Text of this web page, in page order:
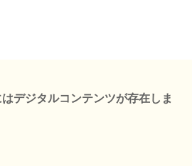
デジタルコンテンツが存在しま